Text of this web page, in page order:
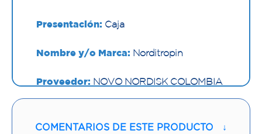
Presentación: Caja
Nombre y/o Marca: Norditropin
Proveedor: NOVO NORDISK COLOMBIA
SAS
Vía de administración:SUBCUTANEA
COMENTARIOS DE ESTE PRODUCTO ↓